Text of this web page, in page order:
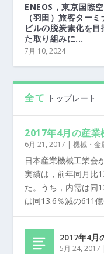
ENEOS，東京国際
（羽田）旅客ターミ
ビルの脱炭素化を目
た取り組みに...
7月 10, 2024
全て トップレート
2017年4月の産業
6月 21, 2017 |機械・金
日本産業機械工業会
実績は，前年同月比
た。うち，内需は同
は同13.6％減の611億
2017年4月
5月 24, 2017